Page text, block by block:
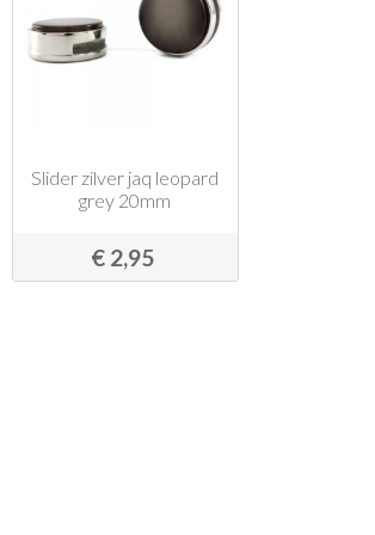
Slider zilver jaq leopard
grey 20mm
€ 2,95